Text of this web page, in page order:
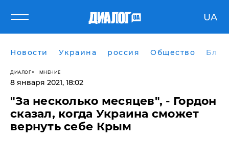
UA
Новости Украина россия Общество
ДИАЛОГ МНЕНИЕ
8 января 2021, 18:02
​"За несколько месяцев", - Гордон
сказал, когда Украина сможет
вернуть себе Крым